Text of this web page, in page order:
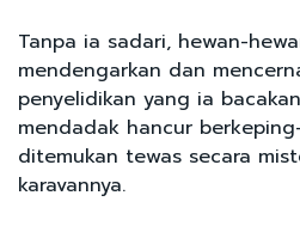
Tanpa ia sadari, hewan-
mendengarkan dan
penyelidikan yang ia
mendadak hancur
ditemukan tewas secara
karavannya.